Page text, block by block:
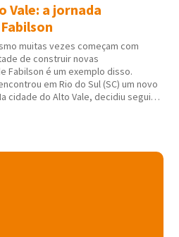
Vale: a jornada
muitas vezes começam com
de construir novas
Fabilson é um exemplo disso.
em Rio do Sul (SC) um novo
cidade do Alto Vale, decidiu seguir